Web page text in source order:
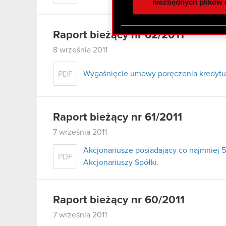
otrzymanymi od Ciebie
zgadasz się na używanie
niezbędnych plików
Raport bieżący nr 62/2011
8 września 2011
PDF Wygaśnięcie umowy poręczenia
Raport bieżący nr 61/2011
7 września 2011
PDF
Akcjonariusze posiadający co najmniej
Akcjonariuszy Spółki.
Raport bieżący nr 60/2011
7 września 2011